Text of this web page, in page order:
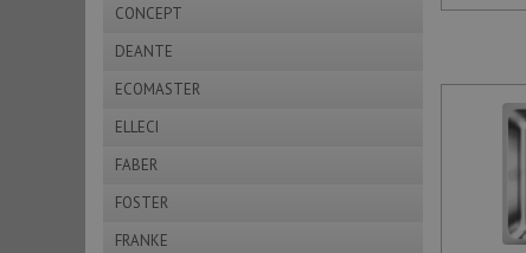
CONCEPT
DEANTE
ECOMASTER
ELLECI
FABER
FOSTER
FRANKE